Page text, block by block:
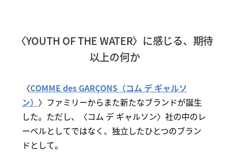
〈YOUTH OF THE WATER〉に感じる、期待
以上の何か
〈COMME des GARÇONS（コム デ ギャルソ
ン） 〉ファミリーからまた新たなブランドが誕生
した。ただし、〈コム デ ギャルソン〉社の中のレ
ーベルとしてではなく、独立したひとつのブラン
ドとして。